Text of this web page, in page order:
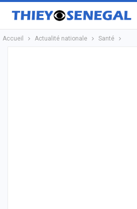
Accueil Actualité nationale Santé